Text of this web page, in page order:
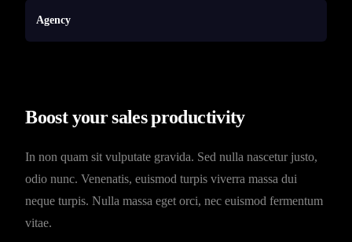
Agency
Boost your sales productivity
In non quam sit vulputate gravida. Sed nulla nascetur justo,
odio nunc. Venenatis, euismod turpis viverra massa dui
neque turpis. Nulla massa eget orci, nec euismod fermentum
vitae.